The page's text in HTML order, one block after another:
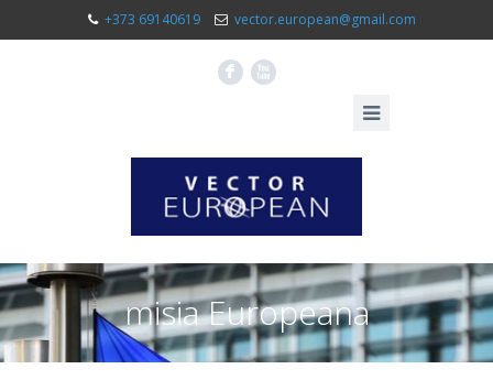
+373 69140619 vector.european@gmail.com
F X
misia Europeana